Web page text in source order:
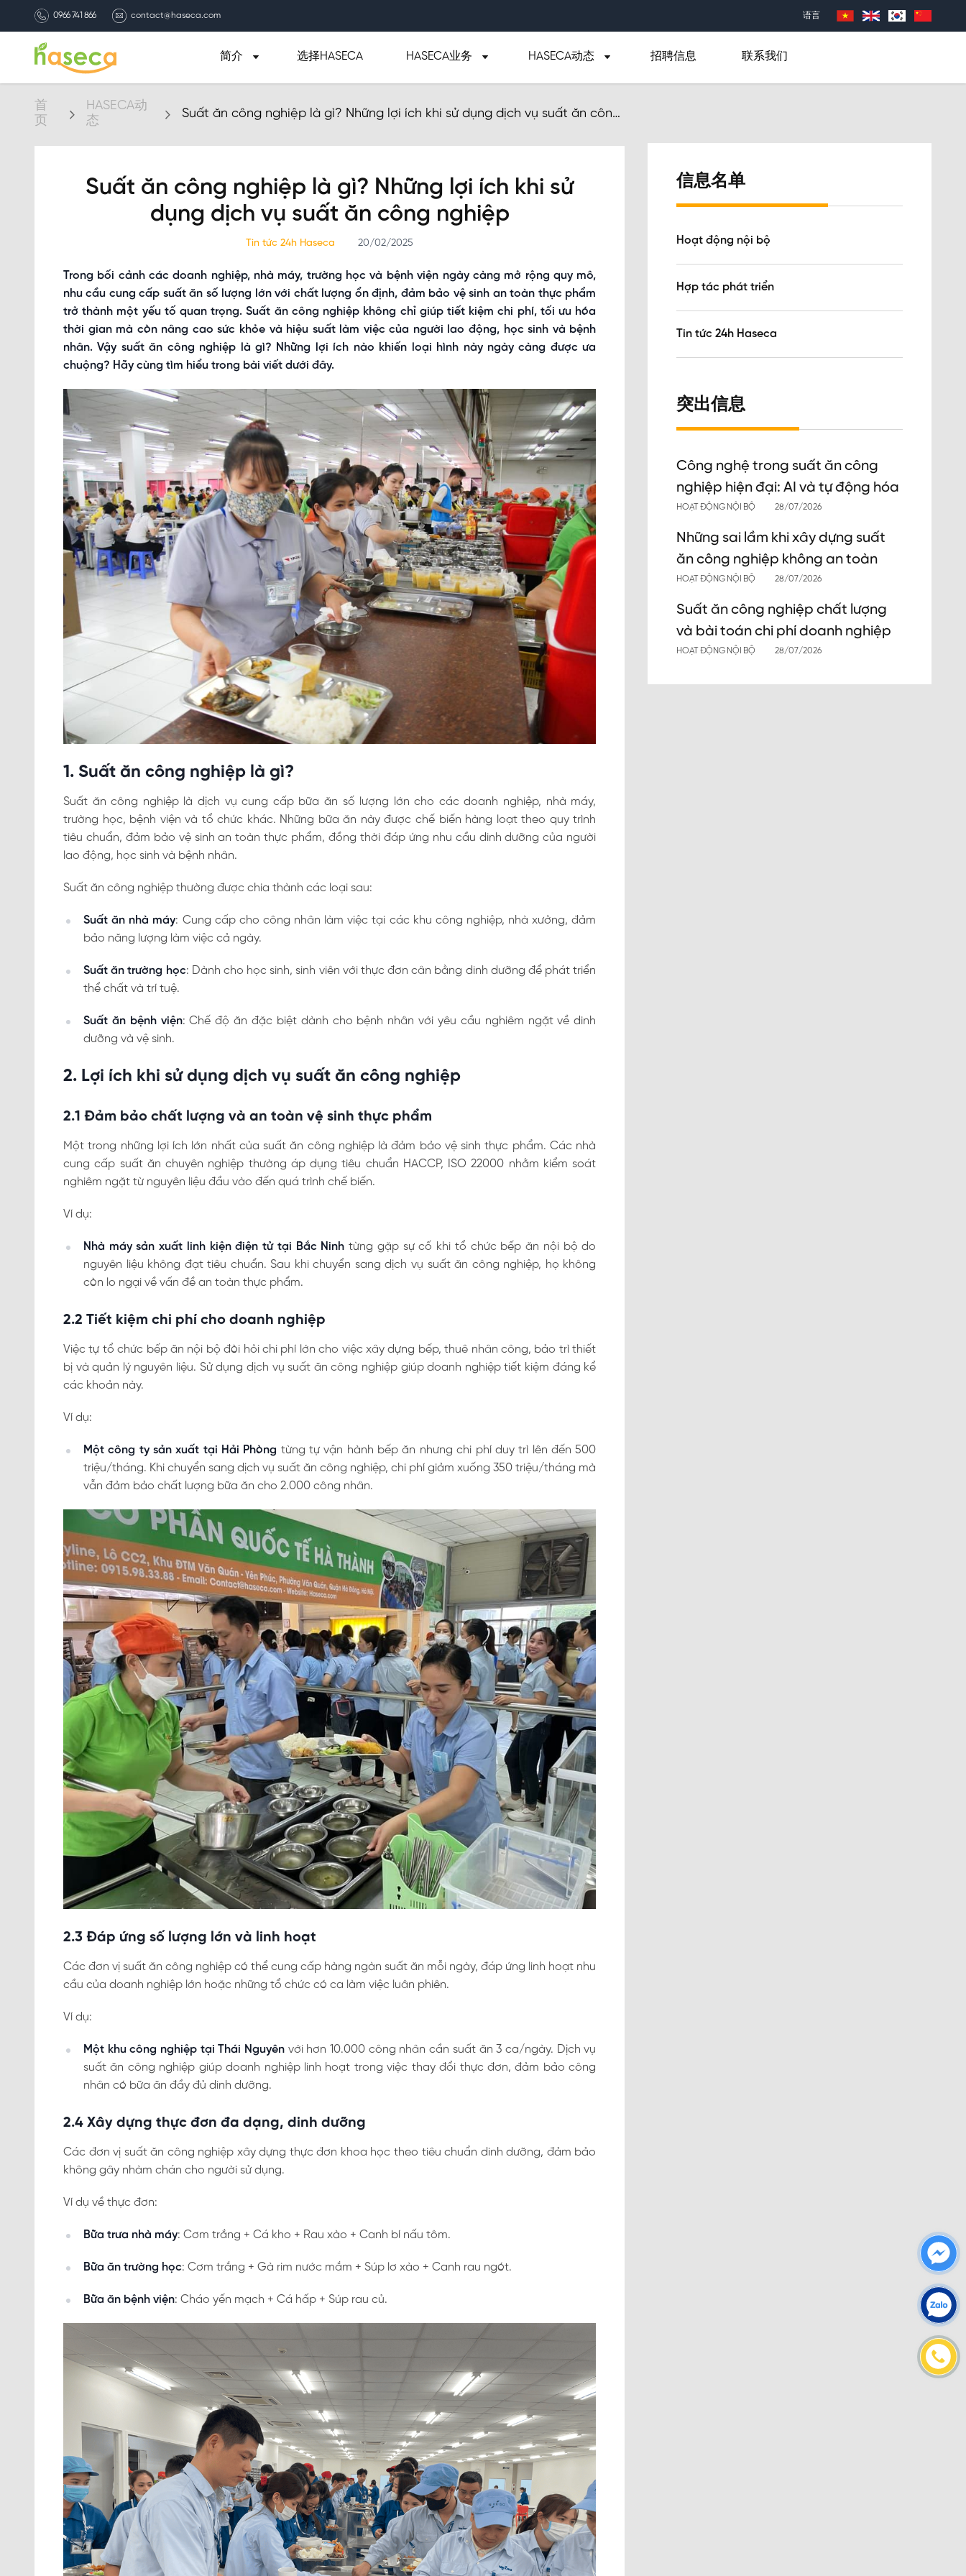
0966 741 866 contact@haseca.com 语言
简介 选择HASECA HASECA业务 HASECA动态 招聘信息 联系我们
首
页
HASECA动
态
Suất ăn công nghiệp là gì? Những lợi ích khi sử dụng dịch vụ suất ăn công
Suất ăn công nghiệp là gì? Những lợi ích khi sử
dụng dịch vụ suất ăn công nghiệp
Tin tức 24h Haseca 20/02/2025
Trong bối cảnh các doanh nghiệp, nhà máy, trường học và bệnh viện ngày càng mở rộng quy mô,
nhu cầu cung cấp suất ăn số lượng lớn với chất lượng ổn định, đảm bảo vệ sinh an toàn thực phẩm
trở thành một yếu tố quan trọng. Suất ăn công nghiệp không chỉ giúp tiết kiệm chi phí, tối ưu hóa
thời gian mà còn nâng cao sức khỏe và hiệu suất làm việc của người lao động, học sinh và bệnh
nhân. Vậy suất ăn công nghiệp là gì? Những lợi ích nào khiến loại hình này ngày càng được ưa
chuộng? Hãy cùng tìm hiểu trong bài viết dưới đây.
1. Suất ăn công nghiệp là gì?
Suất ăn công nghiệp là dịch vụ cung cấp bữa ăn số lượng lớn cho các doanh nghiệp, nhà máy,
trường học, bệnh viện và tổ chức khác. Những bữa ăn này được chế biến hàng loạt theo quy trình
tiêu chuẩn, đảm bảo vệ sinh an toàn thực phẩm, đồng thời đáp ứng nhu cầu dinh dưỡng của người
lao động, học sinh và bệnh nhân.
Suất ăn công nghiệp thường được chia thành các loại sau:
Suất ăn nhà máy: Cung cấp cho công nhân làm việc tại các khu công nghiệp, nhà xưởng, đảm
bảo năng lượng làm việc cả ngày.
Suất ăn trường học: Dành cho học sinh, sinh viên với thực đơn cân bằng dinh dưỡng để phát triển
thể chất và trí tuệ.
Suất ăn bệnh viện: Chế độ ăn đặc biệt dành cho bệnh nhân với yêu cầu nghiêm ngặt về dinh
dưỡng và vệ sinh.
2. Lợi ích khi sử dụng dịch vụ suất ăn công nghiệp
2.1 Đảm bảo chất lượng và an toàn vệ sinh thực phẩm
Một trong những lợi ích lớn nhất của suất ăn công nghiệp là đảm bảo vệ sinh thực phẩm. Các nhà
cung cấp suất ăn chuyên nghiệp thường áp dụng tiêu chuẩn HACCP, ISO 22000 nhằm kiểm soát
nghiêm ngặt từ nguyên liệu đầu vào đến quá trình chế biến.
Ví dụ:
Nhà máy sản xuất linh kiện điện tử tại Bắc Ninh từng gặp sự cố khi tổ chức bếp ăn nội bộ do
nguyên liệu không đạt tiêu chuẩn. Sau khi chuyển sang dịch vụ suất ăn công nghiệp, họ không
còn lo ngại về vấn đề an toàn thực phẩm.
2.2 Tiết kiệm chi phí cho doanh nghiệp
Việc tự tổ chức bếp ăn nội bộ đòi hỏi chi phí lớn cho việc xây dựng bếp, thuê nhân công, bảo trì thiết
bị và quản lý nguyên liệu. Sử dụng dịch vụ suất ăn công nghiệp giúp doanh nghiệp tiết kiệm đáng kể
các khoản này.
Ví dụ:
Một công ty sản xuất tại Hải Phòng từng tự vận hành bếp ăn nhưng chi phí duy trì lên đến 500
triệu/tháng. Khi chuyển sang dịch vụ suất ăn công nghiệp, chi phí giảm xuống 350 triệu/tháng mà
vẫn đảm bảo chất lượng bữa ăn cho 2.000 công nhân.
2.3 Đáp ứng số lượng lớn và linh hoạt
Các đơn vị suất ăn công nghiệp có thể cung cấp hàng ngàn suất ăn mỗi ngày, đáp ứng linh hoạt nhu
cầu của doanh nghiệp lớn hoặc những tổ chức có ca làm việc luân phiên.
Ví dụ:
Một khu công nghiệp tại Thái Nguyên với hơn 10.000 công nhân cần suất ăn 3 ca/ngày. Dịch vụ
suất ăn công nghiệp giúp doanh nghiệp linh hoạt trong việc thay đổi thực đơn, đảm bảo công
nhân có bữa ăn đầy đủ dinh dưỡng.
2.4 Xây dựng thực đơn đa dạng, dinh dưỡng
Các đơn vị suất ăn công nghiệp xây dựng thực đơn khoa học theo tiêu chuẩn dinh dưỡng, đảm bảo
không gây nhàm chán cho người sử dụng.
Ví dụ về thực đơn:
Bữa trưa nhà máy: Cơm trắng + Cá kho + Rau xào + Canh bí nấu tôm.
Bữa ăn trường học: Cơm trắng + Gà rim nước mắm + Súp lơ xào + Canh rau ngót.
Bữa ăn bệnh viện: Cháo yến mạch + Cá hấp + Súp rau củ.
信息名单
Hoạt động nội bộ
Hợp tác phát triển
Tin tức 24h Haseca
突出信息
Công nghệ trong suất ăn công
nghiệp hiện đại: AI và tự động hóa
HOẠT ĐỘNG NỘI BỘ 28/07/2026
Những sai lầm khi xây dựng suất
ăn công nghiệp không an toàn
HOẠT ĐỘNG NỘI BỘ 28/07/2026
Suất ăn công nghiệp chất lượng
và bài toán chi phí doanh nghiệp
HOẠT ĐỘNG NỘI BỘ 28/07/2026